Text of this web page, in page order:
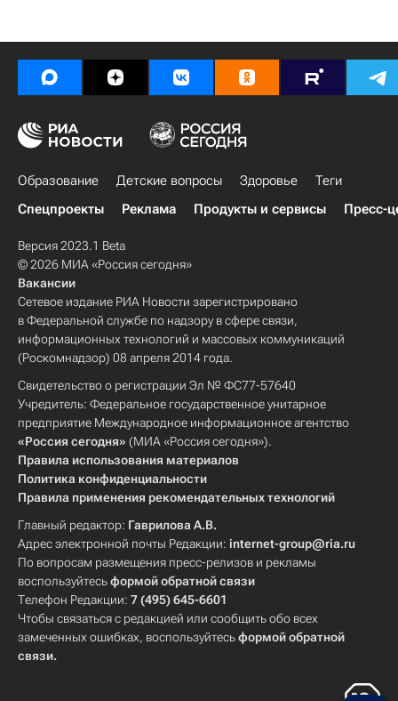
Образование Детские вопросы Здоровье
Теги
Спецпроекты
Реклама Продукты и сервисы Пресс-
Версия 2023.1 Beta
© 2026 МИА «Россия сегодня»
Вакансии
Сетевое издание РИА Новости зарегистрировано
в Федеральной службе по надзору в сфере связи,
информационных технологий и массовых коммуникаций
(Роскомнадзор) 08 апреля 2014 года.
Свидетельство о регистрации Эл № ФС77-57640
Учредитель: Федеральное государственное унитарное
предприятие Международное информационное агентство
«Россия сегодня» (МИА «Россия сегодня»).
Правила использования материалов
Политика конфиденциальности
Правила применения рекомендательных технологий
Главный редактор: Гаврилова А.В.
Адрес электронной почты Редакции: internet-group@ria.ru
По вопросам размещения пресс-релизов и рекламы
воспользуйтесьформой обратной связи
Телефон Редакции: 7 (495) 645-6601
Чтобы связаться с редакцией или сообщить обо всех
замеченных ошибках, воспользуйтесьформой обратной
связи.